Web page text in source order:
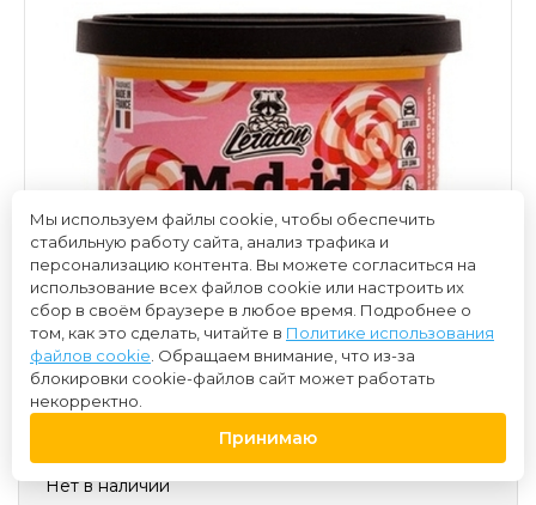
Нет в наличии
Мы используем файлы cookie, чтобы обеспечить
стабильную работу сайта, анализ трафика и
персонализацию контента. Вы можете согласиться на
использование всех файлов cookie или настроить их
сбор в своём браузере в любое время. Подробнее о
том, как это сделать, читайте в Политике использования
файлов cookie . Обращаем внимание, что из-за
блокировки cookie-файлов сайт может работать
некорректно.
Принимаю